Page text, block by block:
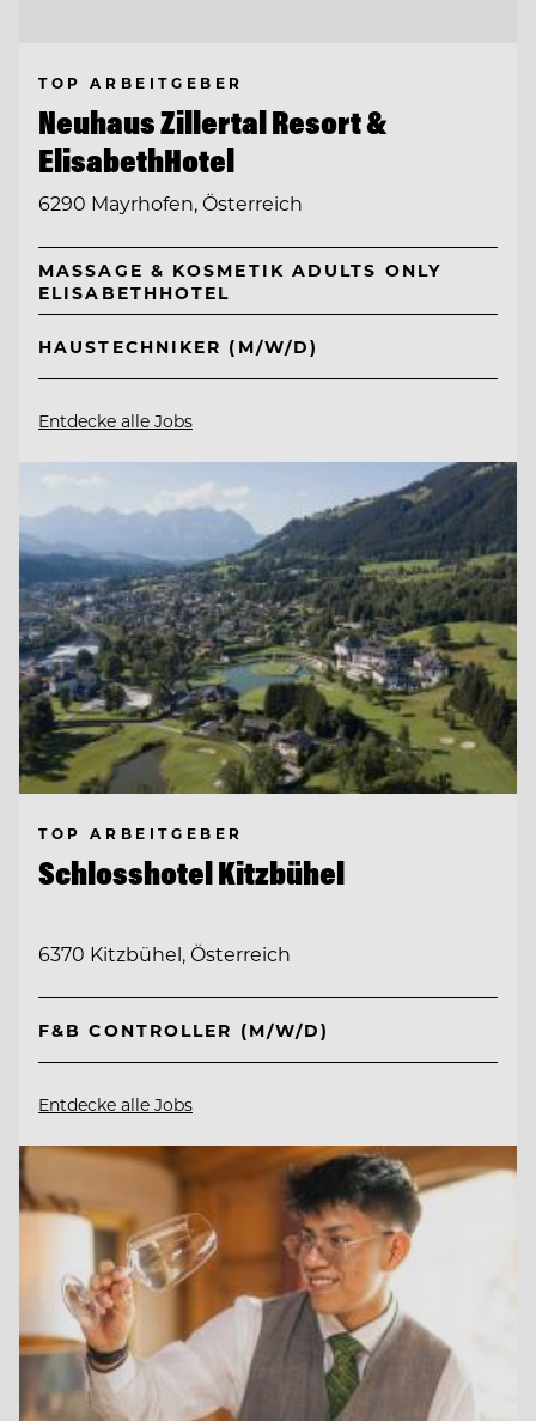
TOP ARBEITGEBER
Neuhaus Zillertal Resort &
ElisabethHotel
6290 Mayrhofen, Österreich
MASSAGE & KOSMETIK ADULTS ONLY
ELISABETHHOTEL
HAUSTECHNIKER (M/W/D)
Entdecke alle Jobs
TOP ARBEITGEBER
Schlosshotel Kitzbühel
6370 Kitzbühel, Österreich
F&B CONTROLLER (M/W/D)
Entdecke alle Jobs